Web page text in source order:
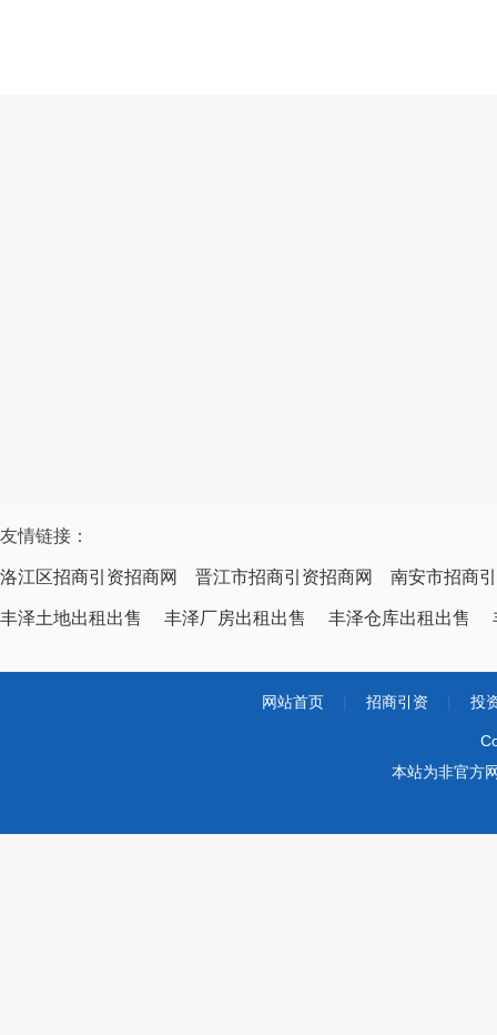
友情链接：
洛江区招商引资招商网 晋江市招商引资招商网 南安市招商
丰泽土地出租出售 丰泽厂房出租出售 丰泽仓库出租出售
网站首页 招商引资 投
本站为非官方